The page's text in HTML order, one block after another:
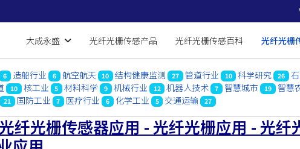
大成永盛 光纤光栅传感产品 光纤光栅传感百科 光纤光栅
6 造船行业 6 航空航天 10 结构健康监测 27 管道行业 10 科学研究 26
10 核工业 5 材料科学 9 机械行业 12 机器人技术 7 智慧城市 19 智慧
21 国防工业 7 医疗行业 6 化学工业 5 交通运输 27
纤光栅传感器应用 - 光纤光栅应用 - 光纤